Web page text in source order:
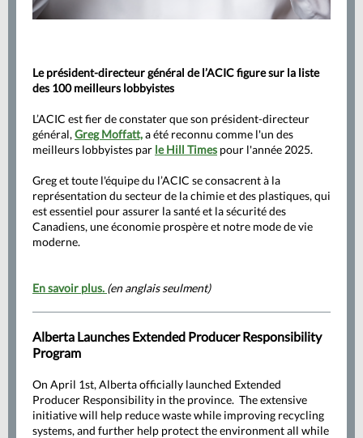
Le président-directeur général de l’ACIC figure sur la liste
des 100 meilleurs lobbyistes
L’ACIC est fier de constater que son président-directeur
général, Greg Moffatt,a été reconnu comme l'un des
meilleurs lobbyistes par le Hill Times pour l'année 2025.
Greg et toute l'équipe du l’ACIC se consacrent à la
représentation du secteur de la chimie et des plastiques, qui
est essentiel pour assurer la santé et la sécurité des
Canadiens, une économie prospère et notre mode de vie
moderne.
En savoir plus. (en anglais seulment)
Alberta Launches Extended Producer Responsibility
Program
On April 1st, Alberta officially launched Extended
Producer Responsibility in the province. The extensive
initiative will help reduce waste while improving recycling
systems, and further help protect the environment all while